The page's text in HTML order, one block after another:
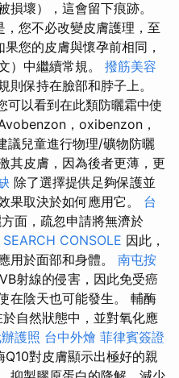
損壞），這會留下痕跡。
，您不必改變皮膚護理，至
果您的皮膚與懷孕前相同，
）中繼續常規。 撥筋美容
則保持在臉部和脖子上。
可以看到在此類防曬霜中使
，oxibenzon，
議兒童進行物理/礦物防曬
其皮膚，因為後者更薄，更
除了選擇提供足夠保護並
果取決於如何應用它。 台
面，疏忽申請將無濟於
CONSOLE 因此，
用於面部和身體。 南屯按
射線的侵害，因此免受癌
在陰天也可能發生。 輔酶
自然狀態中，並對氧化應
護照 台中外燴 菲律賓簽證
Q10對皮膚顯示出極好的親